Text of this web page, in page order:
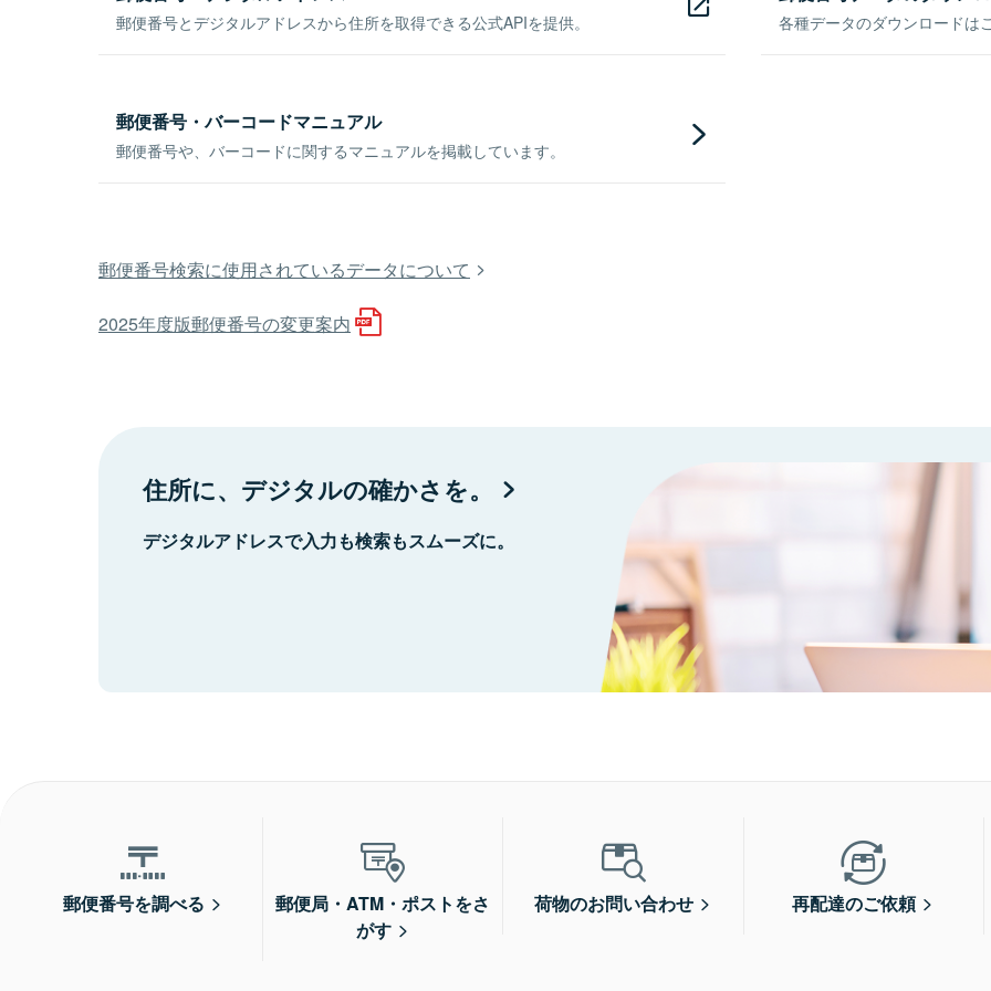
郵便番号とデジタルアドレスから住所を取得できる公式APIを提供。 各種データのダウンロードは
郵便番号・バーコードマニュアル
郵便番号や、バーコードに関するマニュアルを掲載しています。
郵便番号検索に使用されているデータについて
2025年度版郵便番号の変更案内
住所に、デジタルの確かさを。
デジタルアドレスで入力も検索もスムーズに。
郵便番号を調べる
郵便局・ATM・ポストをさ
がす
荷物のお問い合わせ 再配達のご依頼